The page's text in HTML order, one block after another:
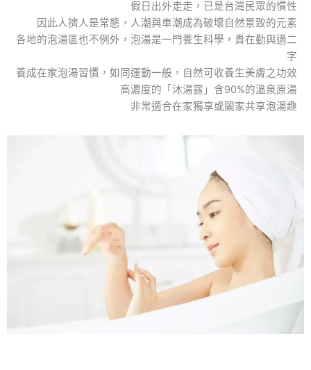
假日出外走走，已是台灣民眾的慣性
因此人擠人是常態，人潮與車潮成為破壞自然景致的元素
各地的泡湯區也不例外，泡湯是一門養生科學，貴在勤與適二
字
養成在家泡湯習慣，如同運動一般，自然可收養生美膚之功效
高濃度的「沐湯露」含90%的溫泉原湯
非常適合在家獨享或闔家共享泡湯趣